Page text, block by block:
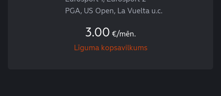
PGA, US Open, La Vuelta u.c.
3.00 €/mēn.
Līguma kopsavilkums